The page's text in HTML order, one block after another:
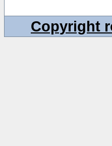
Copyright